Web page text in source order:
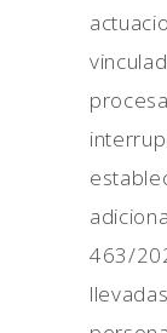
463/